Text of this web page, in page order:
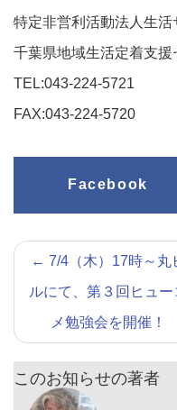
特定非営利活動法人生活
千葉県地域生活定着支援
TEL:043-224-5721
FAX:043-224-5720
Facebook
← 7/4（木）17時～丸
ルにて、第３回ヒュー
メ勉強会を開催！
このお知らせの著者